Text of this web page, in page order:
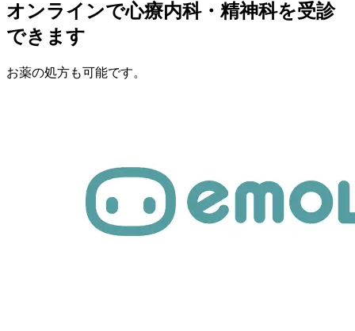
オンラインで心療内科・精神科を受診
できます
お薬の処方も可能です。